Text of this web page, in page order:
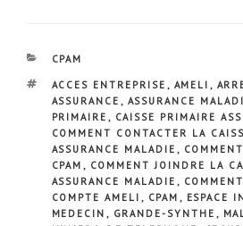
CATÉGORIES
CPAM
ÉTIQUETTES
ACCES ENTREPRISE , AMELI ,
ASSURANCE , ASSURANCE
PRIMAIRE , CAISSE PRIMAIRE
COMMENT CONTACTER LA
ASSURANCE MALADIE ,
CPAM , COMMENT JOINDRE LA
ASSURANCE MALADIE ,
COMPTE AMELI , CPAM , ESPACE
MEDECIN , GRANDE-SYNTHE ,